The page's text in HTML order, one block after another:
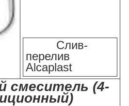
Слив-
перелив
Alcaplast
смеситель (4-